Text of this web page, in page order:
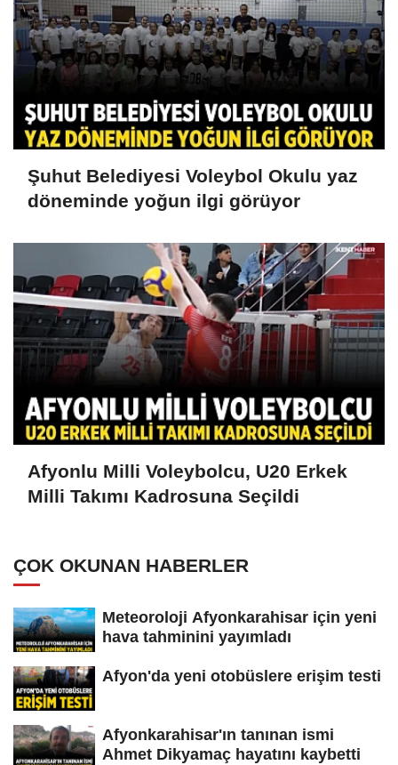
Şuhut Belediyesi Voleybol Okulu yaz
döneminde yoğun ilgi görüyor
Afyonlu Milli Voleybolcu, U20 Erkek
Milli Takımı Kadrosuna Seçildi
ÇOK OKUNAN HABERLER
Meteoroloji Afyonkarahisar için yeni
hava tahminini yayımladı
Afyon'da yeni otobüslere erişim testi
Afyonkarahisar'ın tanınan ismi
Ahmet Dikyamaç hayatını kaybetti